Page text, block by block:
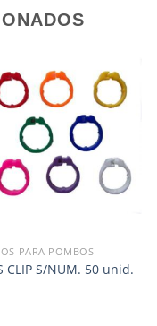
PARA POMBOS
CLIP S/NUM. 50 unid.